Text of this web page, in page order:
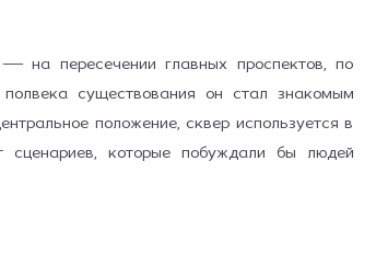
на пересечении главных проспектов, по
существования он стал знакомым
положение, сквер используется в
сценариев, которые побуждали бы людей